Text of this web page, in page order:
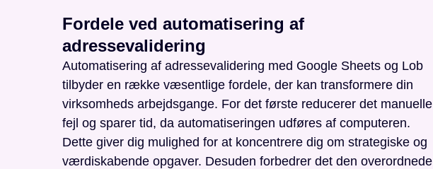
Fordele ved automatisering af
adressevalidering
Automatisering af adressevalidering med Google Sheets og Lob
tilbyder en række væsentlige fordele, der kan transformere din
virksomheds arbejdsgange. For det første reducerer det manuelle
fejl og sparer tid, da automatiseringen udføres af computeren.
Dette giver dig mulighed for at koncentrere dig om strategiske og
værdiskabende opgaver. Desuden forbedrer det den overordnede